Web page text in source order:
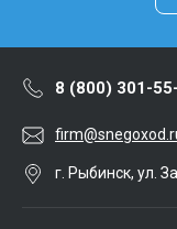
8 (800) 301-
г. Рыбинск, ул.